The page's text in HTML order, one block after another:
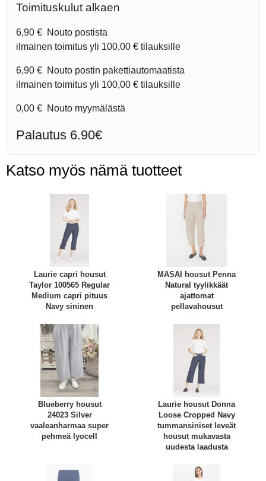
Toimituskulut alkaen
6,90 € Nouto postista
ilmainen toimitus yli 100,00 € tilauksille
6,90 € Nouto postin pakettiautomaatista
ilmainen toimitus yli 100,00 € tilauksille
0,00 € Nouto myymälästä
Palautus 6.90€
Katso myös nämä tuotteet
Laurie capri housut
Taylor 100565 Regular
Medium capri pituus
Navy sininen
MASAI housut Penna
Natural tyylikkäät
ajattomat
pellavahousut
Blueberry housut
24023 Silver
vaaleanharmaa super
pehmeä lyocell
Laurie housut Donna
Loose Cropped Navy
tummansiniset leveät
housut mukavasta
uudesta laadusta